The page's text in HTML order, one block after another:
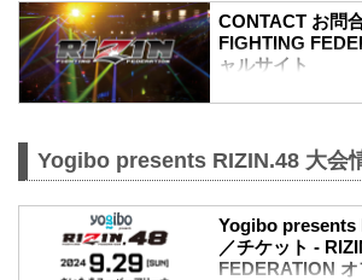
CLUB先行
③先行販売（オフィ
プレイガイド先行
④各プレイガイドの
確保のみで、...
CONTACT お問
FIGHTING
ャルサイト
Yogibo presents RIZIN.48 大会
Yogibo presents
／チケット -
FEDERATION